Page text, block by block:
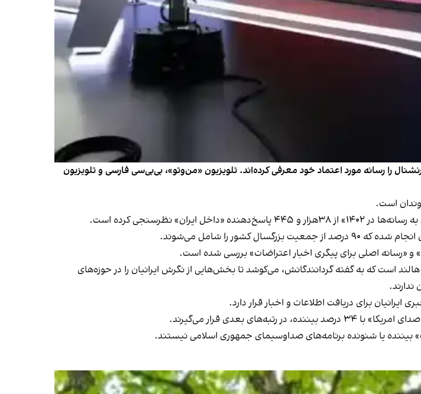
۵۰ درصد جامعه ایران، ایران‌اینترنشنال را رسانه مورد اعتماد خود معرفی کرده‌اند. تلویزیون «من‌و‌تو»، بی‌بی‌سی فارسی و تلویزیون
است.
نظرسنجی کرده است.
«رسانه اصلی برای پیگری اخبار اعتراضات» بررسی شده است.
است که به گفته گردانندگانش، می‌کوشد تا بخش‌هایی از نگرش ایرانیان را در حوزه‌های